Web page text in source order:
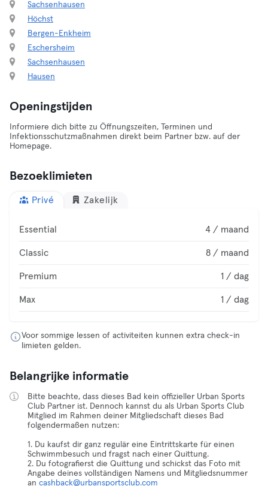
Sachsenhausen
Höchst
Bergen-Enkheim
Eschersheim
Sachsenhausen
Hausen
Openingstijden
Informiere dich bitte zu Öffnungszeiten, Terminen und
Infektionsschutzmaßnahmen direkt beim Partner bzw. auf der
Homepage.
Bezoeklimieten
Privé Zakelijk
Essential 4 / maand
Classic 8 / maand
Premium 1 / dag
Max 1 / dag
Voor sommige lessen of activiteiten kunnen extra check-in
limieten gelden.
Belangrijke informatie
Bitte beachte, dass dieses Bad kein offizieller Urban Sports
Club Partner ist. Dennoch kannst du als Urban Sports Club
Mitglied im Rahmen deiner Mitgliedschaft dieses Bad
folgendermaßen nutzen:
1. Du kaufst dir ganz regulär eine Eintrittskarte für einen
Schwimmbesuch und fragst nach einer Quittung.
2. Du fotografierst die Quittung und schickst das Foto mit
Angabe deines vollständigen Namens und Mitgliedsnummer
an cashback@urbansportsclub.com